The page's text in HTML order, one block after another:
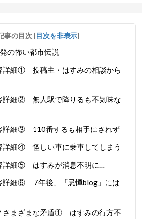
事の目次 [目次を非表示]
の怖い都市伝説
詳細① 投稿主・はすみの相談から
詳細② 無人駅で降りるも不気味な
詳細③ 110番するも相手にされず
詳細④ 怪しい車に乗車してしまう
詳細⑤ はすみが消息不明に…
詳細⑥ 7年後、「忌憚blog」には
さまざまな矛盾① はすみの行方不